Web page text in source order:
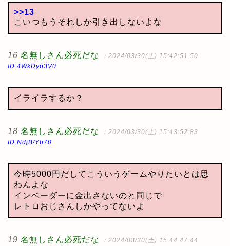
>>13
こいつもうそれしか引き出しないよな
16 名無しさん必死だな
：2024/03/30(土) 15:42:51.50
ID:4WkDyp3V0
イライラするか？
18 名無しさん必死だな
：2024/03/30(土) 15:43:52.83
ID:NdjB/Yb70
今時5000円だしてこういうゲームやりたいとは思
わんよな
インベーダーに金出さないのと同じで
レトロおじさんしかやってないよ
19 名無しさん必死だな
：2024/03/30(土) 15:44:47.44